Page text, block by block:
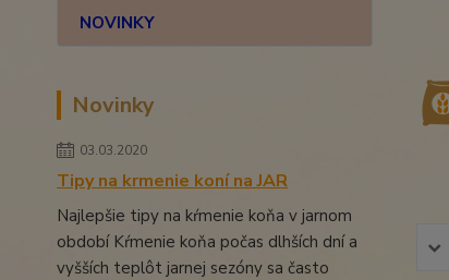
NOVINKY
Novinky
03.03.2020
Tipy na krmenie koní na JAR
Najlepšie tipy na kŕmenie koňa v jarnom
období Kŕmenie koňa počas dlhších dní a
vyšších teplôt jarnej sezóny sa často